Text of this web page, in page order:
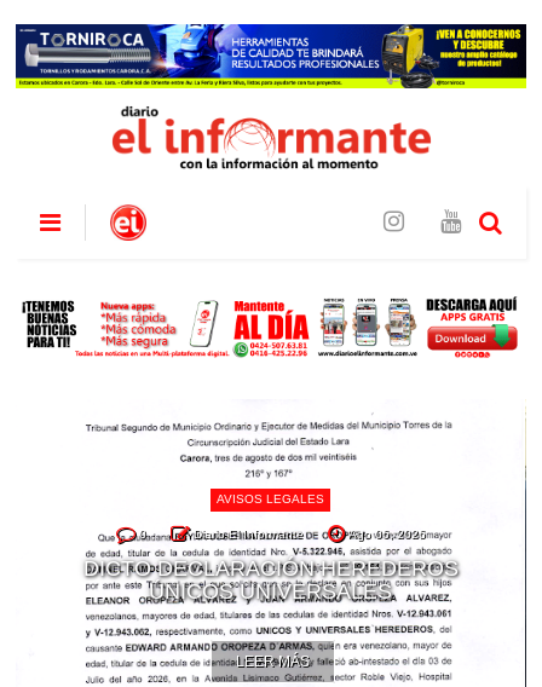
AVISOS LEGALES
0 Diario El Informante Ago 06, 2026
DICTO DECLARACIÓN HEREDEROS
ÚNICOS UNIVERSALES
LEER MÁS